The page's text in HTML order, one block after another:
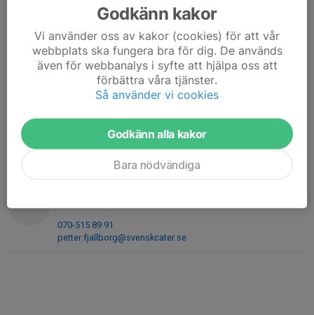
adam.tunlind@gmail.com
Hampus Bergman Lahti
Tränare
070-236 14 15
hampus.bergmanlahti@gmail.com
Matthias Mörk
070-558 07 00
mork.matthias@gmail.com
070-515 89 91
petter.fjallborg@svenskcater.se
Godkänn kakor
Vi använder oss av kakor (cookies) för att vår
webbplats ska fungera bra för dig. De används
även för webbanalys i syfte att hjälpa oss att
förbättra våra tjänster.
Så använder vi cookies
Godkänn alla kakor
Bara nödvändiga